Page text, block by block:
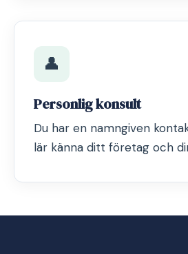
👤
Personlig konsult
Du har en namngiven
lär känna ditt företag och